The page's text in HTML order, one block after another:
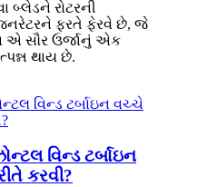
બ્લેડને રોટરની
ફરતે ફેરવે છે, જે
એ સૌર ઉર્જાનું એક
થાય છે.
વિન્ડ ટર્બાઇન
કરવી?